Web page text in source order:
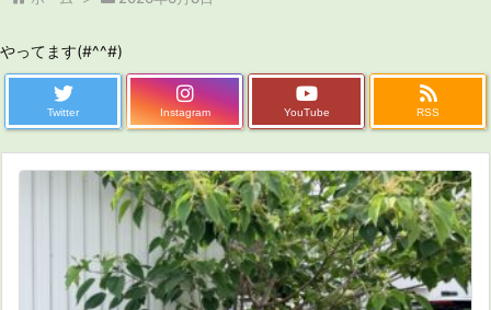
やってます(#^^#)
Twitter Instagram YouTube RSS